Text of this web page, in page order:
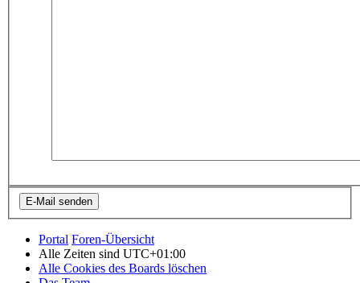
Portal Foren-Übersicht
Alle Zeiten sind UTC+01:00
Alle Cookies des Boards löschen